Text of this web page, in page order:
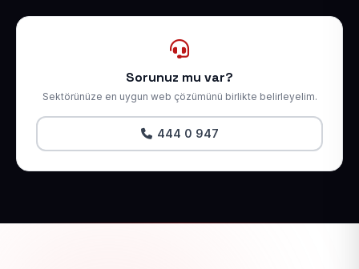
Sorunuz mu var?
Sektörünüze en uygun web çözümünü birlikte belirleyelim.
444 0 947